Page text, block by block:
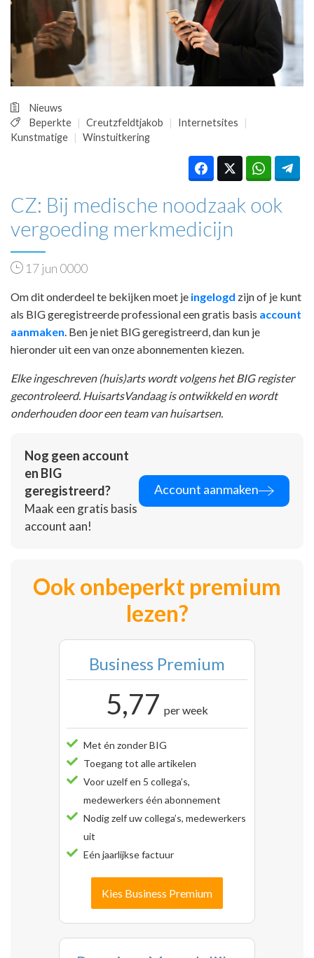
PRAKTIJKZAKEN
TARIEVEN
VPHUISARTSEN
MEDISCHE VAKHANDEL
REGISTRATIE
Nieuws
Beperkte
Creutzfeldtjakob
Internetsites
Kunstmatige
Winstuitkering
CZ: Bij medische noodzaak ook
vergoeding merkmedicijn
17 jun 0000
Om dit onderdeel te bekijken moet je ingelogd zijn of je kunt
als BIG geregistreerde professional een gratis basis account
aanmaken . Ben je niet BIG geregistreerd, dan kun je
hieronder uit een van onze abonnementen kiezen.
Elke ingeschreven (huis)arts wordt volgens het BIG register
gecontroleerd. HuisartsVandaag is ontwikkeld en wordt
onderhouden door een team van huisartsen.
Nog geen account
en BIG
geregistreerd?
Maak een gratis basis
account aan!
Account aanmaken
Ook onbeperkt premium
lezen?
Business Premium
5,77 per week
Met én zonder BIG
Toegang tot alle artikelen
Voor uzelf en 5 collega’s,
medewerkers één abonnement
Nodig zelf uw collega’s, medewerkers
uit
Eén jaarlijkse factuur
Kies Business Premium